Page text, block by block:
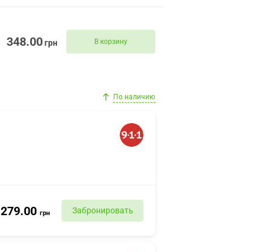
348.00грн В корзину
По наличию
279.00 грн Забронировать